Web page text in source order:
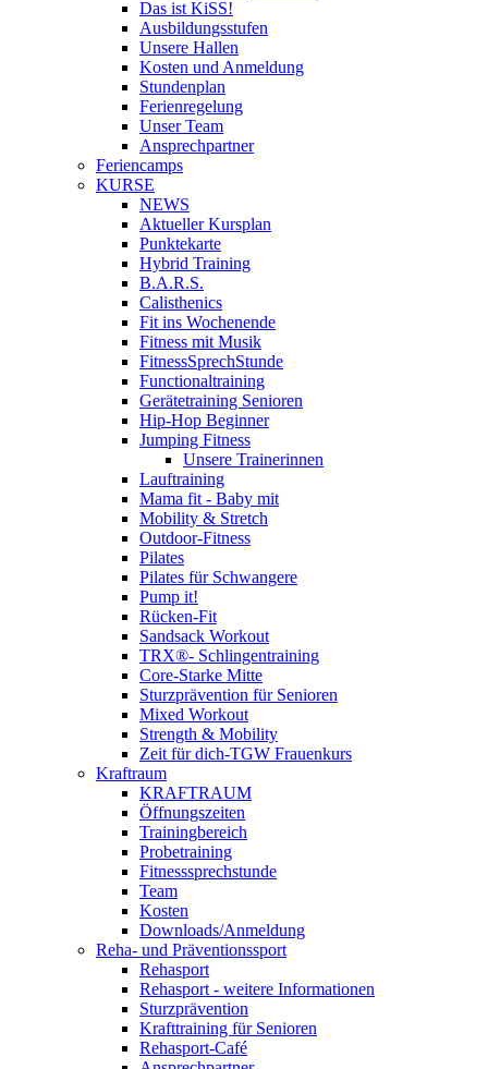
Das ist KiSS!
Ausbildungsstufen
Unsere Hallen
Kosten und Anmeldung
Stundenplan
Ferienregelung
Unser Team
Ansprechpartner
Feriencamps
KURSE
NEWS
Aktueller Kursplan
Punktekarte
Hybrid Training
B.A.R.S.
Calisthenics
Fit ins Wochenende
Fitness mit Musik
FitnessSprechStunde
Functionaltraining
Gerätetraining Senioren
Hip-Hop Beginner
Jumping Fitness
Unsere Trainerinnen
Lauftraining
Mama fit - Baby mit
Mobility & Stretch
Outdoor-Fitness
Pilates
Pilates für Schwangere
Pump it!
Rücken-Fit
Sandsack Workout
TRX®- Schlingentraining
Core-Starke Mitte
Sturzprävention für Senioren
Mixed Workout
Strength & Mobility
Zeit für dich-TGW Frauenkurs
Kraftraum
KRAFTRAUM
Öffnungszeiten
Trainingbereich
Probetraining
Fitnesssprechstunde
Team
Kosten
Downloads/Anmeldung
Reha- und Präventionssport
Rehasport
Rehasport - weitere Informationen
Sturzprävention
Krafttraining für Senioren
Rehasport-Café